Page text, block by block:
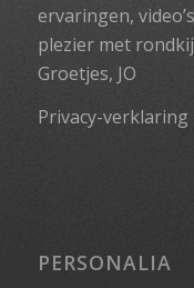
ervaringen,
plezier met
Groetjes, JO
Privacy-verklaring
PERSONALIA